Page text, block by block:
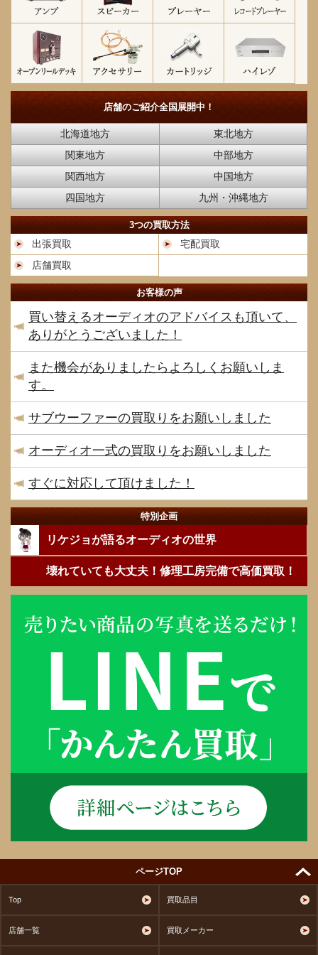
店舗のご紹介全国展開中！
北海道地方
東北地方
関東地方
中部地方
関西地方
中国地方
四国地方
九州・沖縄地方
3つの買取方法
出張買取
宅配買取
店舗買取
お客様の声
買い替えるオーディオのアドバイスも頂いて、
ありがとうございました！
また機会がありましたらよろしくお願いしま
す。
サブウーファーの買取りをお願いしました
オーディオ一式の買取りをお願いしました
すぐに対応して頂けました！
特別企画
リケジョが語るオーディオの世界
壊れていても大丈夫！修理工房完備で高価買取！
ページTOP
Top 買取品目
店舗一覧 買取メーカー